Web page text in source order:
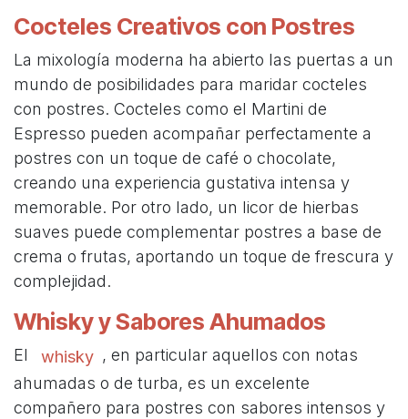
Cocteles Creativos con Postres
La mixología moderna ha abierto las puertas a un
mundo de posibilidades para maridar cocteles
con postres. Cocteles como el Martini de
Espresso pueden acompañar perfectamente a
postres con un toque de café o chocolate,
creando una experiencia gustativa intensa y
memorable. Por otro lado, un licor de hierbas
suaves puede complementar postres a base de
crema o frutas, aportando un toque de frescura y
complejidad.
Whisky y Sabores Ahumados
El whisky , en particular aquellos con notas
ahumadas o de turba, es un excelente
compañero para postres con sabores intensos y